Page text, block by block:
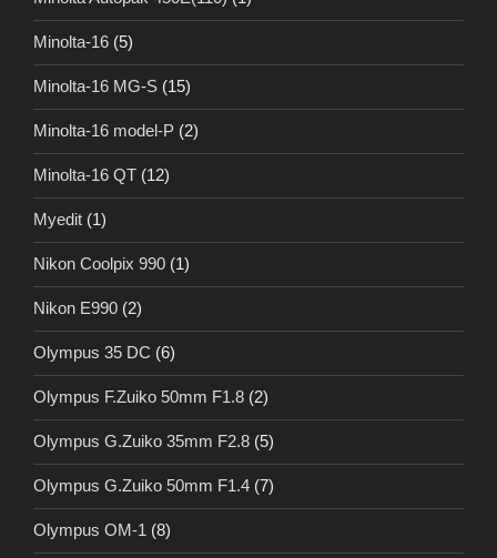
Minolta-16 (5)
Minolta-16 MG-S (15)
Minolta-16 model-P (2)
Minolta-16 QT (12)
Myedit (1)
Nikon Coolpix 990 (1)
Nikon E990 (2)
Olympus 35 DC (6)
Olympus F.Zuiko 50mm F1.8 (2)
Olympus G.Zuiko 35mm F2.8 (5)
Olympus G.Zuiko 50mm F1.4 (7)
Olympus OM-1 (8)